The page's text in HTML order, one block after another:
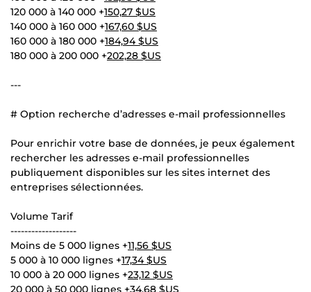
120 000 à 140 000 +150,27 $US
140 000 à 160 000 +167,60 $US
160 000 à 180 000 +184,94 $US
180 000 à 200 000 +202,28 $US
---
# Option recherche d’adresses e-mail professionnelles
Pour enrichir votre base de données, je peux également
rechercher les adresses e-mail professionnelles
publiquement disponibles sur les sites internet des
entreprises sélectionnées.
Volume Tarif
-------------------
Moins de 5 000 lignes +11,56 $US
5 000 à 10 000 lignes +17,34 $US
10 000 à 20 000 lignes +23,12 $US
20 000 à 50 000 lignes +34,68 $US